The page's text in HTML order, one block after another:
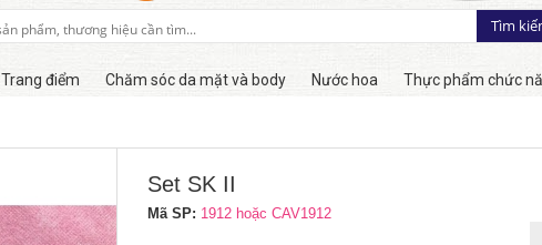
Trang điểm Chăm sóc da mặt và body Nước hoa Thực phẩm chức
Còn hàng
Set SK II
Mã SP: 1912 hoặc CAV1912